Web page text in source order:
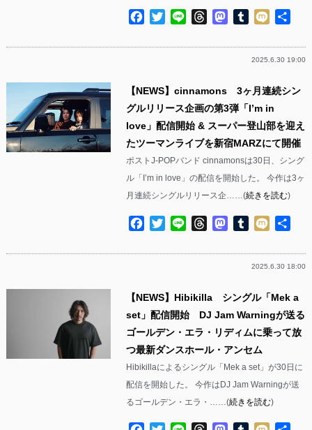
Facebook
TwitterLine ThreadsMastodon
Tumblr
Mixi
2025.6.30 19:00
【NEWS】cinnamons 3ヶ月連続シン
グルリリース企画の第3弾「I’m in
love」配信開始 & スーパー登山部を迎え
たツーマンライブを新宿MARZにて開催
ポストJ-POPバンド cinnamonsは30日、シング
ル「I’m in love」の配信を開始した。 今作は3ヶ
月連続シングルリリース企……(続きを読む)
Facebook
TwitterLine ThreadsMastodon
Tumblr
Mixi
2025.6.30 18:00
【NEWS】Hibikilla シングル「Mek a
set」配信開始 DJ Jam Warningが送る
ゴールデン・エラ・リディムに乗って放
つ最新ダンスホール・アンセム
Hibikillaによるシングル「Mek a set」が30日に
配信を開始した。 今作はDJ Jam Warningが送
るゴールデン・エラ・……(続きを読む)